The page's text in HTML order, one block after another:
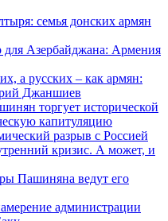
семья донских армян
для Азербайджана: Армения
а русских – как армян:
Джаншиев
торгует исторической
капитуляцию
разрыв с Россией
кризис. А может, и
Пашиняна ведут его
администрации